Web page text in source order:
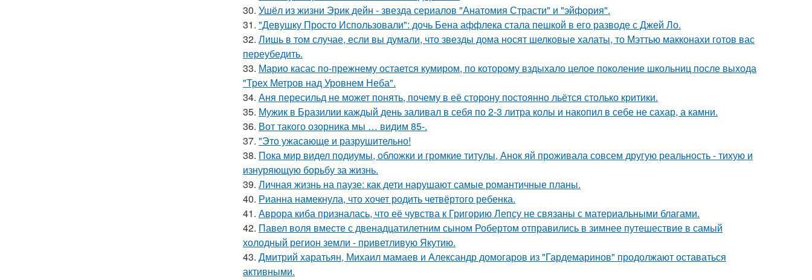
30. Ушёл из жизни Эрик дейн - звезда сериалов "Анатомия Страсти" и "эйфория".
31. "Девушку Просто Использовали": дочь Бена аффлека стала пешкой в его разводе с Джей Ло.
32. Лишь в том случае, если вы думали, что звезды дома носят шелковые халаты, то Мэттью макконахи готов вас
переубедить.
33. Марио касас по-прежнему остается кумиром, по которому вздыхало целое поколение школьниц после выхода
"Трех Метров над Уровнем Неба".
34. Аня пересильд не может понять, почему в её сторону постоянно льётся столько критики.
35. Мужик в Бразилии каждый день заливал в себя по 2-3 литра колы и накопил в себе не сахар, а камни.
36. Вот такого озорника мы … видим 85-.
37. "Это ужасающе и разрушительно!
38. Пока мир видел подиумы, обложки и громкие титулы, Анок яй проживала совсем другую реальность - тихую и
изнуряющую борьбу за жизнь.
39. Личная жизнь на паузе: как дети нарушают самые романтичные планы.
40. Рианна намекнула, что хочет родить четвёртого ребенка.
41. Аврора киба призналась, что её чувства к Григорию Лепсу не связаны с материальными благами.
42. Павел воля вместе с двенадцатилетним сыном Робертом отправились в зимнее путешествие в самый
холодный регион земли - приветливую Якутию.
43. Дмитрий харатьян, Михаил мамаев и Александр домогаров из "Гардемаринов" продолжают оставаться
активными.